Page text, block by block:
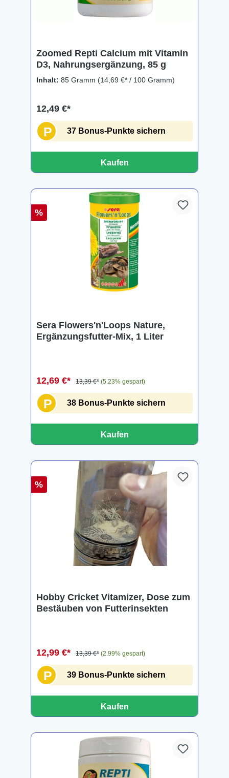
Zoomed Repti Calcium mit Vitamin
D3, Nahrungsergänzung, 85 g
Inhalt: 85 Gramm (14,69 €* / 100 Gramm)
12,49 €*
P 37 Bonus-Punkte sichern
Kaufen
%
Sera Flowers'n'Loops Nature,
Ergänzungsfutter-Mix, 1 Liter
12,69 €* 13,39 €* (5.23% gespart)
P 38 Bonus-Punkte sichern
Kaufen
%
Hobby Cricket Vitamizer, Dose zum
Bestäuben von Futterinsekten
12,99 €* 13,39 €* (2.99% gespart)
P 39 Bonus-Punkte sichern
Kaufen